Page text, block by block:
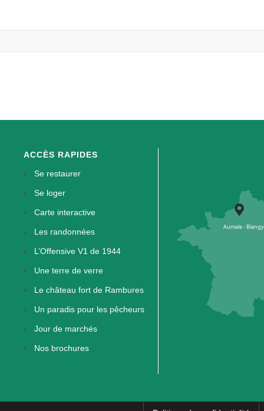
ACCÈS RAPIDES
Se restaurer
Se loger
Carte interactive
Les randonnées
L’Offensive V1 de 1944
Une terre de verre
Le château fort de Rambures
Un paradis pour les pêcheurs
Jour de marchés
Nos brochures